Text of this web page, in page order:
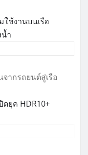
ใช้งานบนเรือ
ำ
จากรถยนต์สู่เรือ
ดยุค HDR10+